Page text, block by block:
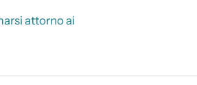
attorno ai